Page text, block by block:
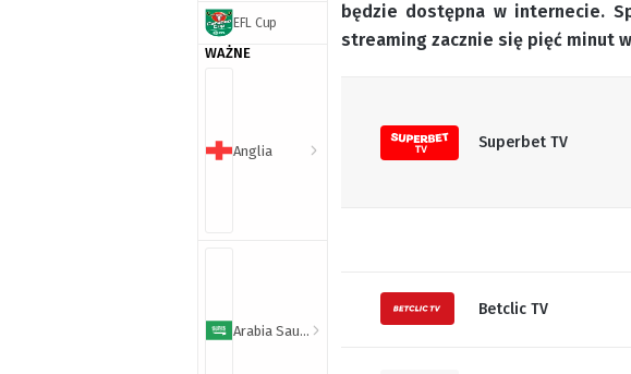
EFL Cup
WAŻNE
Anglia
Arabia Saudyjska
będzie dostępna w internecie.
streaming zacznie się pięć minut
Superbet TV
Betclic TV